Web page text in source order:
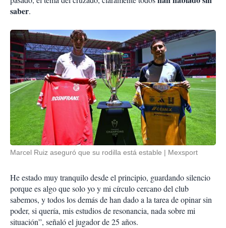
saber.
Marcel Ruiz aseguró que su rodilla está estable Mexsport
He estado muy tranquilo desde el principio, guardando silencio
porque es algo que solo yo y mi círculo cercano del club
sabemos, y todos los demás de han dado a la tarea de opinar sin
poder, si quería, mis estudios de resonancia, nada sobre mi
situación”, señaló el jugador de 25 años.